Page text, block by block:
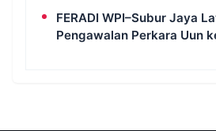
FERADI WPI–Subur Jaya
Pengawalan Perkara Uun